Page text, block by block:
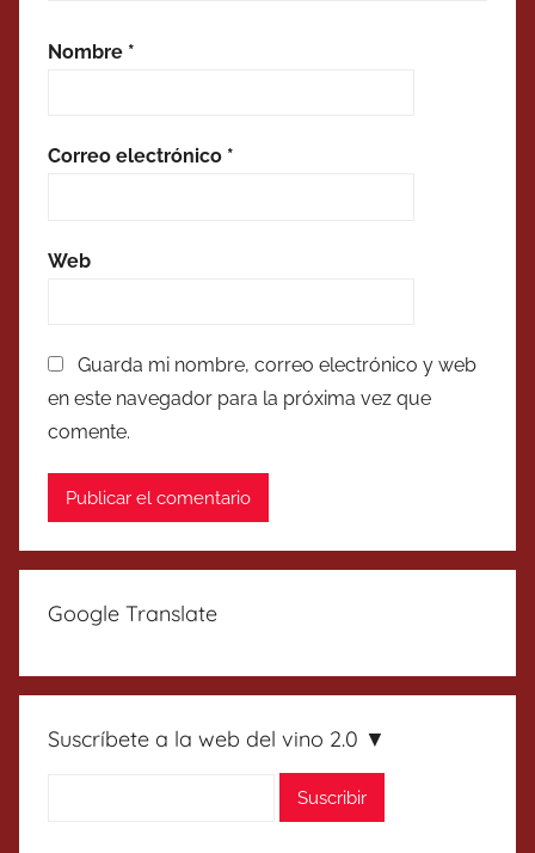
Nombre *
Correo electrónico *
Web
Guarda mi nombre, correo electrónico y web
en este navegador para la próxima vez que
comente.
Google Translate
Suscríbete a la web del vino 2.0 ▼